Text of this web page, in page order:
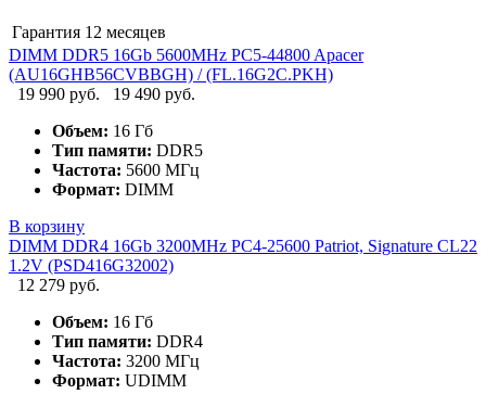
Гарантия 12 месяцев
DIMM DDR5 16Gb 5600MHz PC5-44800 Apacer
(AU16GHB56CVBBGH) / (FL.16G2C.PKH)
19 990 руб.
19 490 руб.
Объем: 16 Гб
Тип памяти: DDR5
Частота: 5600 МГц
Формат: DIMM
В корзину
DIMM DDR4 16Gb 3200MHz PC4-25600 Patriot, Signature CL22
1.2V (PSD416G32002)
12 279 руб.
Объем: 16 Гб
Тип памяти: DDR4
Частота: 3200 МГц
Формат: UDIMM